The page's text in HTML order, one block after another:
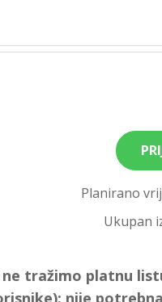
Planirano
Ukupan
tražimo platnu
nije